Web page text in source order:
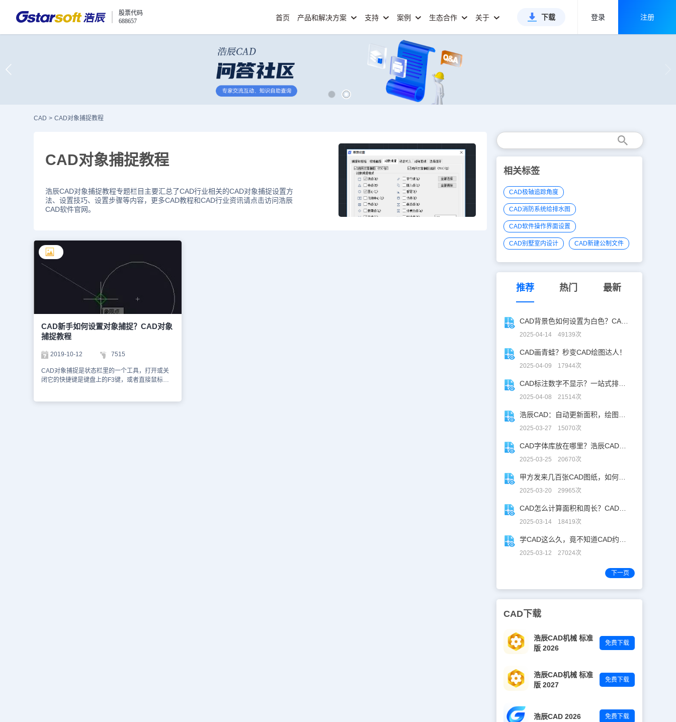
股票代码
688657
首页 产品和解决方案 支持 案例 生态合作 关于 下载 登录 注册
CAD > CAD对象捕捉教程
CAD对象捕捉教程
浩辰CAD对象捕捉教程专题栏目主要汇总了CAD行业相关的CAD对象捕捉设置方
法、设置技巧、设置步骤等内容，更多CAD教程和CAD行业资讯请点击访问浩辰
CAD软件官网。
CAD新手如何设置对象捕捉？CAD对象
捕捉教程
2019-10-12 7515
CAD对象捕捉是状态栏里的一个工具，打开或关
闭它的快捷键是键盘上的F3键，或者直接鼠标左
相关标签
CAD极轴追踪角度
CAD消防系统给排水图
CAD软件操作界面设置
CAD别墅室内设计 CAD新建公制文件
推荐 热门 最新
2025-04-14 49139次
CAD画青蛙？秒变CAD绘图达人！
2025-04-09 17944次
2025-04-08 21514次
2025-03-27 15070次
2025-03-25 20670次
2025-03-20 29965次
2025-03-14 18419次
2025-03-12 27024次
下一页
CAD下载
浩辰CAD机械 标准
版 2026
免费下载
浩辰CAD机械 标准
版 2027
免费下载
浩辰CAD 2026 免费下载